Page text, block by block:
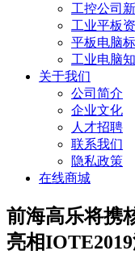
工控公司
工业平板
平板电脑
工业电脑
关于我们
公司简介
企业文化
人才招聘
联系我们
隐私政策
在线商城
前海高乐将
亮相